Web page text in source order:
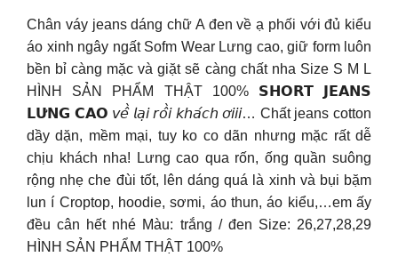
Chân váy jeans dáng chữ A đen về ạ phối với đủ kiểu
áo xinh ngây ngất Sofm Wear Lưng cao, giữ form luôn
bền bỉ càng mặc và giặt sẽ càng chất nha Size S M L
HÌNH SẢN PHẨM THẬT 100% 𝗦𝗛𝗢𝗥𝗧 𝗝𝗘𝗔𝗡𝗦
𝗟𝗨̛𝗡𝗚 𝗖𝗔𝗢 𝘷𝘦̂̀ 𝘭𝘢̣𝘪 𝘳𝘰̂̀𝘪 𝘬𝘩𝘢́𝘤𝘩 𝘰̛𝘪𝘪𝘪… Chất jeans cotton
dầy dặn, mềm mại, tuy ko co dãn nhưng mặc rất dễ
chịu khách nha! Lưng cao qua rốn, ống quần suông
rộng nhẹ che đùi tốt, lên dáng quá là xinh và bụi bặm
lun í Croptop, hoodie, sơmi, áo thun, áo kiểu,…em ấy
đều cân hết nhé Màu: trắng / đen Size: 26,27,28,29
HÌNH SẢN PHẨM THẬT 100%